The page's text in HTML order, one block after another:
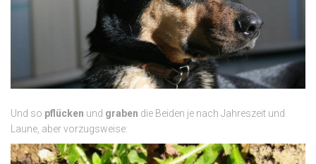
Und so pflücken und graben die Beiden je nach Jahreszeit und
Laune, aber vorzugsweise: